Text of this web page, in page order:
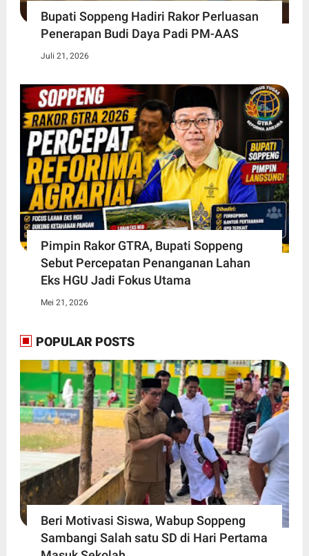
Bupati Soppeng Hadiri Rakor Perluasan
Penerapan Budi Daya Padi PM-AAS
Juli 21, 2026
Pimpin Rakor GTRA, Bupati Soppeng
Sebut Percepatan Penanganan Lahan
Eks HGU Jadi Fokus Utama
Mei 21, 2026
POPULAR POSTS
Beri Motivasi Siswa, Wabup Soppeng
Sambangi Salah satu SD di Hari Pertama